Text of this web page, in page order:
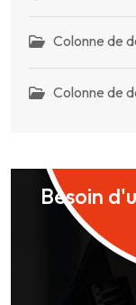
Colonne de
Colonne de
Besoin